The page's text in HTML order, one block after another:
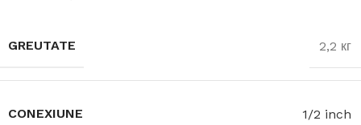
GREUTATE 2,2 кг
CONEXIUNE 1/2 inch